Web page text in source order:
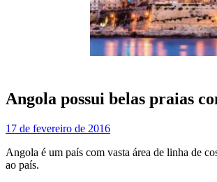
Angola possui belas praias
17 de fevereiro de 2016
Angola é um país com vasta área de linha de
ao país.